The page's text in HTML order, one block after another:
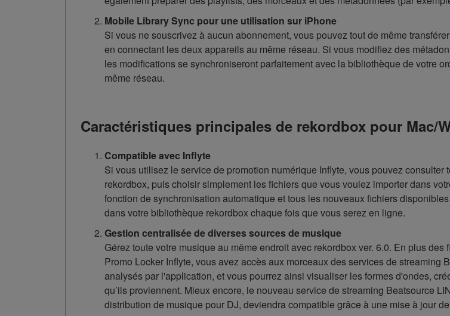
Mobile Library Sync pour une utilisation sur iPhone
Si vous ne souscrivez à aucun abonnement, vous pouvez tout de même
en connectant les deux appareils au même réseau. Si vous modifiez des
les modifications se synchroniseront parfaitement avec la bibliothèque de votre
même réseau.
Caractéristiques principales de rekordbox pour Mac/
Compatible avec Inflyte
Si vous utilisez le service de promotion numérique Inflyte, vous pouvez
rekordbox, puis choisir simplement les fichiers que vous voulez importer dans
fonction de synchronisation automatique et tous les nouveaux fichiers
dans votre bibliothèque rekordbox chaque fois que vous serez en ligne.
Gestion centralisée de diverses sources de musique
Gérez toute votre musique au même endroit avec rekordbox ver. 6.0. En plus
Promo Locker Inflyte, vous avez accès aux morceaux des services de streaming
analysés par l'application, et vous pourrez ainsi visualiser les formes d'ondes,
qu’ils proviennent. Mieux encore, le nouveau service de streaming Beatsource
distribution de musique pour DJ, deviendra compatible grâce à une mise à jour